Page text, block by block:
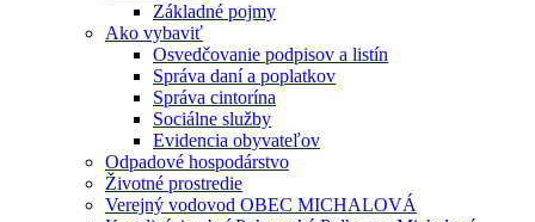
Základné pojmy
Ako vybaviť
Osvedčovanie podpisov a listín
Správa daní a poplatkov
Správa cintorína
Sociálne služby
Evidencia obyvateľov
Odpadové hospodárstvo
Životné prostredie
Verejný vodovod OBEC MICHALOVÁ